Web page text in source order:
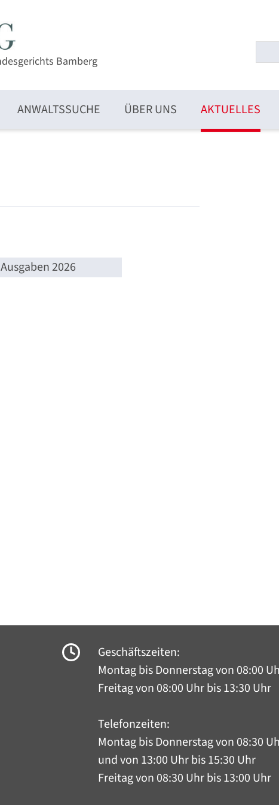
Bamberg
ANWALTSSUCHE ÜBER UNS AKTUELLES
Ausgaben 2026
Geschäftszeiten:
Montag bis Donnerstagvon 08:00
Freitag von 08:00 Uhr bis 13:30 Uhr
Telefonzeiten:
Montag bis Donnerstagvon 08:30
und von 13:00 Uhr bis 15:30 Uhr
Freitag von 08:30 Uhr bis 13:00 Uhr